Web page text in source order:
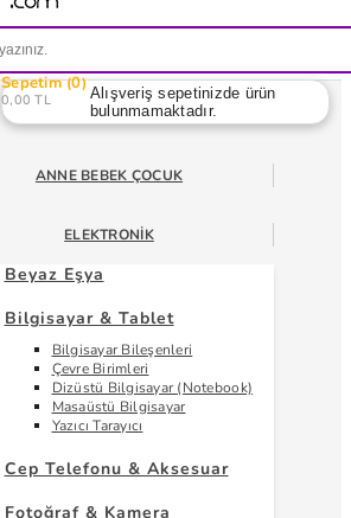
Sepetim 0
0,00 TL
Alışveriş sepetinizde ürün
bulunmamaktadır.
ANNE BEBEK ÇOCUK
ELEKTRONIK
Beyaz Eşya
Bilgisayar & Tablet
Bilgisayar Bileşenleri
Çevre Birimleri
Dizüstü Bilgisayar (Notebook)
Masaüstü Bilgisayar
Yazıcı Tarayıcı
Cep Telefonu & Aksesuar
Fotoğraf & Kamera